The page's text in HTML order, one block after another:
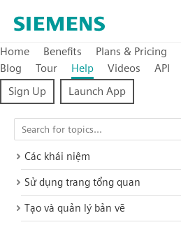
Home Benefits Plans & Pricing
Blog
Tour Help Videos API
Sign Up
Launch App
Các khái niệm
Sử dụng trang tổng quan
Tạo và quản lý bản vẽ